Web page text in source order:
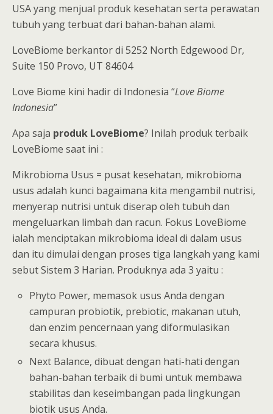
USA yang menjual produk kesehatan serta perawatan
tubuh yang terbuat dari bahan-bahan alami.
LoveBiome berkantor di 5252 North Edgewood Dr,
Suite 150 Provo, UT 84604
Love Biome kini hadir di Indonesia “Love Biome
Indonesia”
Apa saja produk LoveBiome? Inilah produk terbaik
LoveBiome saat ini :
Mikrobioma Usus = pusat kesehatan, mikrobioma
usus adalah kunci bagaimana kita mengambil nutrisi,
menyerap nutrisi untuk diserap oleh tubuh dan
mengeluarkan limbah dan racun. Fokus LoveBiome
ialah menciptakan mikrobioma ideal di dalam usus
dan itu dimulai dengan proses tiga langkah yang kami
sebut Sistem 3 Harian. Produknya ada 3 yaitu :
Phyto Power, memasok usus Anda dengan
campuran probiotik, prebiotic, makanan utuh,
dan enzim pencernaan yang diformulasikan
secara khusus.
Next Balance, dibuat dengan hati-hati dengan
bahan-bahan terbaik di bumi untuk membawa
stabilitas dan keseimbangan pada lingkungan
biotik usus Anda.